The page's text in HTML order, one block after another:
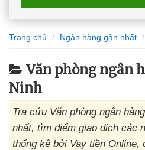
Trang chủ Ngân hàng gần nhất
Văn phòng ngân
Ninh
Tra cứu Văn phòng ngân
nhất, tìm điểm giao dịch các
thống kê bởi Vay tiền Online,